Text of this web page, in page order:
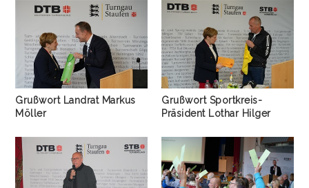
Grußwort Landrat Markus
Möller
Grußwort Sportkreis-
Präsident Lothar Hilger